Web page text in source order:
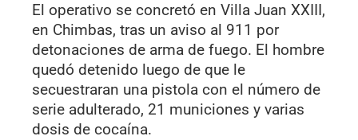
El operativo se concretó en Villa Juan XXIII,
en Chimbas, tras un aviso al 911 por
detonaciones de arma de fuego. El hombre
quedó detenido luego de que le
secuestraran una pistola con el número de
serie adulterado, 21 municiones y varias
dosis de cocaína.